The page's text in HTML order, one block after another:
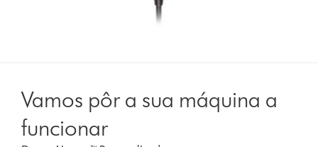
Vamos pôr a sua máquina a
funcionar